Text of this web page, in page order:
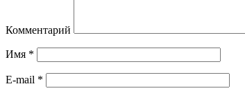
Комментарий
Имя *
E-mail *